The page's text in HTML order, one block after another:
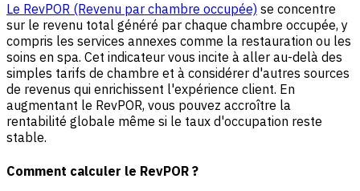
Le RevPOR (Revenu par chambre occupée) se concentre
sur le revenu total généré par chaque chambre occupée, y
compris les services annexes comme la restauration ou les
soins en spa. Cet indicateur vous incite à aller au-delà des
simples tarifs de chambre et à considérer d'autres sources
de revenus qui enrichissent l'expérience client. En
augmentant le RevPOR, vous pouvez accroître la
rentabilité globale même si le taux d'occupation reste
stable.
Comment calculer le RevPOR ?